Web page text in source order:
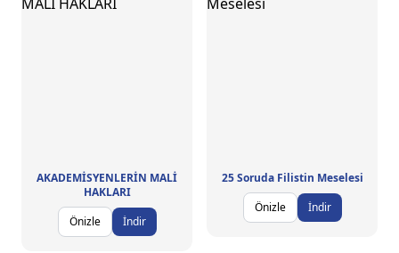
AKADEMİSYENLERİN MALİ
HAKLARI
Önizle
İndir
25 Soruda Filistin Meselesi
Önizle
İndir